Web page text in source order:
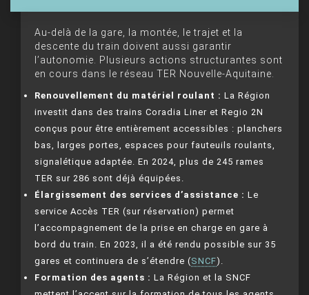
Au-delà de la gare, la montée, le trajet et la
descente du train doivent aussi garantir
l’autonomie. Plusieurs actions structurantes sont
en cours dans le réseau TER Nouvelle-Aquitaine.
Renouvellement du matériel roulant : La Région
investit dans des trains Coradia Liner et Regio 2N
conçus pour être entièrement accessibles : planchers
bas, larges portes, espaces pour fauteuils roulants,
signalétique adaptée. En 2024, plus de 245 rames
TER sur 286 sont déjà équipées.
Élargissement des services d’assistance : Le
service Accès TER (sur réservation) permet
l’accompagnement de la prise en charge en gare à
bord du train. En 2023, il a été rendu possible sur 35
gares et continuera de s’étendre (SNCF).
Formation des agents : La Région et la SNCF